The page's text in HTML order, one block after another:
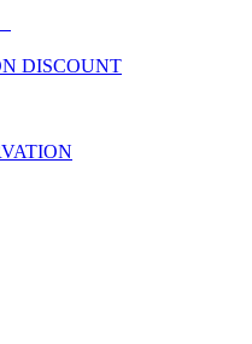
DISCOUNT